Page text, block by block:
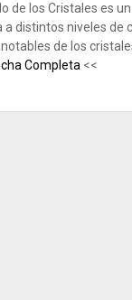
de los Cristales es
a distintos niveles de
de los
Completa <<